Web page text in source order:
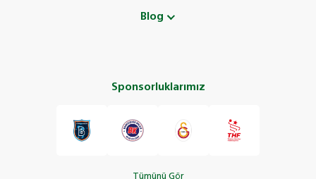
Blog
Sponsorluklarımız
Tümünü Gör